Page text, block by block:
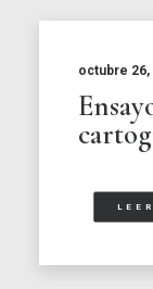
octubre 26,